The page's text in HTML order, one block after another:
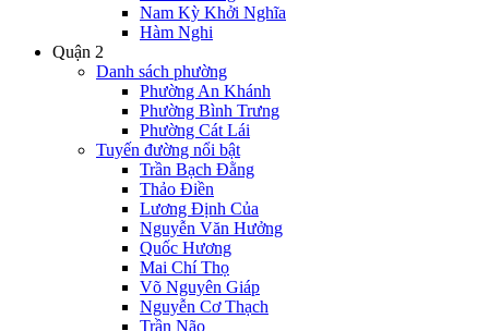
Nam Kỳ Khởi Nghĩa
Hàm Nghi
Quận 2
Danh sách phường
Phường An Khánh
Phường Bình Trưng
Phường Cát Lái
Tuyến đường nổi bật
Trần Bạch Đằng
Thảo Điền
Lương Định Của
Nguyễn Văn Hưởng
Quốc Hương
Mai Chí Thọ
Võ Nguyên Giáp
Nguyễn Cơ Thạch
Trần Não